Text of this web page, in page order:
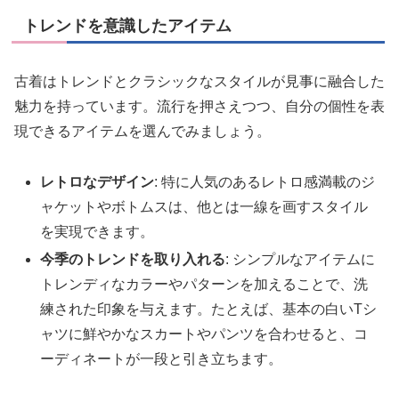
トレンドを意識したアイテム
古着はトレンドとクラシックなスタイルが見事に融合した
魅力を持っています。流行を押さえつつ、自分の個性を表
現できるアイテムを選んでみましょう。
レトロなデザイン: 特に人気のあるレトロ感満載のジ
ャケットやボトムスは、他とは一線を画すスタイル
を実現できます。
今季のトレンドを取り入れる: シンプルなアイテムに
トレンディなカラーやパターンを加えることで、洗
練された印象を与えます。たとえば、基本の白いTシ
ャツに鮮やかなスカートやパンツを合わせると、コ
ーディネートが一段と引き立ちます。